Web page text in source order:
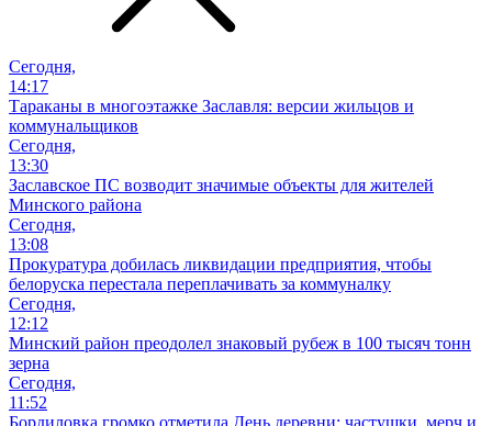
Сегодня,
14:17
Тараканы в многоэтажке Заславля: версии жильцов и
коммунальщиков
Сегодня,
13:30
Заславское ПС возводит значимые объекты для жителей
Минского района
Сегодня,
13:08
Прокуратура добилась ликвидации предприятия, чтобы
белоруска перестала переплачивать за коммуналку
Сегодня,
12:12
Минский район преодолел знаковый рубеж в 100 тысяч тонн
зерна
Сегодня,
11:52